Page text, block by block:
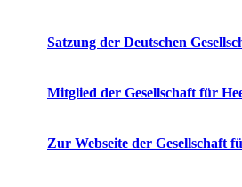
Satzung der Deutschen
Mitglied der Gesellschaft für
Zur Webseite der Gesellschaft